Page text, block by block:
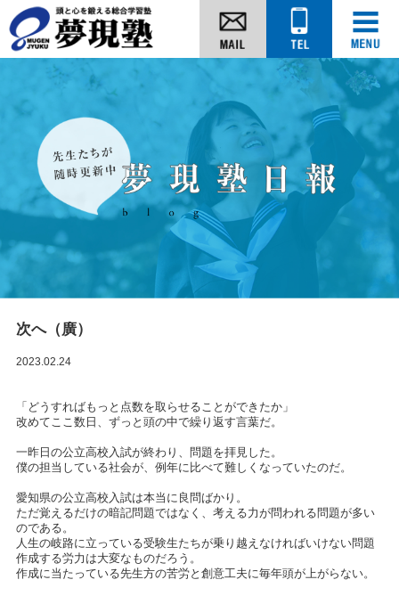
次へ（廣）
2023.02.24
「どうすればもっと点数を取らせることができたか」
改めてここ数日、ずっと頭の中で繰り返す言葉だ。
一昨日の公立高校入試が終わり、問題を拝見した。
僕の担当している社会が、例年に比べて難しくなっていたのだ。
愛知県の公立高校入試は本当に良問ばかり。
ただ覚えるだけの暗記問題ではなく、考える力が問われる問題が多い
のである。
人生の岐路に立っている受験生たちが乗り越えなければいけない問題
作成する労力は大変なものだろう。
作成に当たっている先生方の苦労と創意工夫に毎年頭が上がらない。